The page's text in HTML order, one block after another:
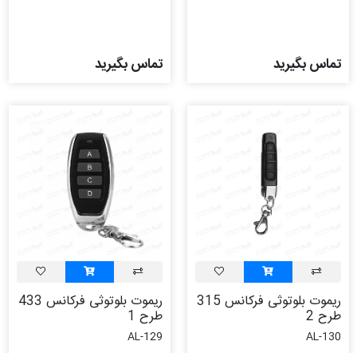
تماس بگیرید تماس بگیرید
ریموت بلوتوثی فرکانس 315
طرح 2
AL-130
ریموت بلوتوثی فرکانس 433
طرح 1
AL-129